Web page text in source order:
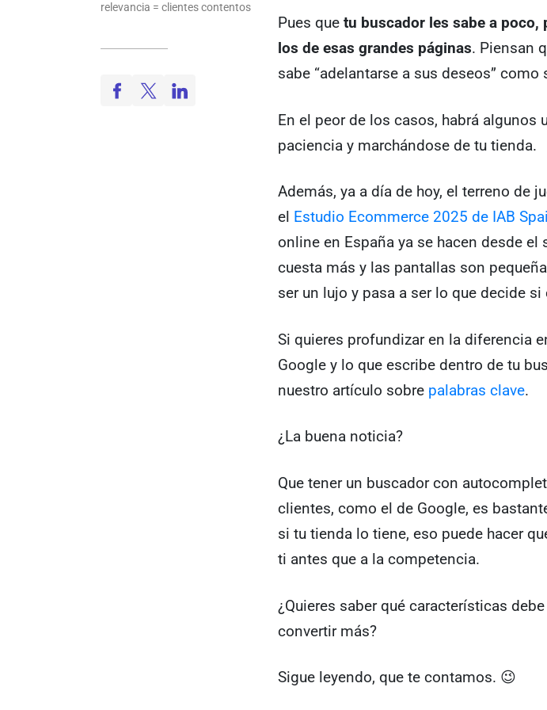
relevancia = clientes contentos
Pues que tu buscador les sabe a poco,
los de esas grandes páginas. Piensan
sabe “adelantarse a sus deseos”
En el peor de los casos, habrá algunos
paciencia y marchándose de tu tienda.
Además, ya a día de hoy, el terreno de
el Estudio Ecommerce 2025 de IAB
online en España ya se hacen desde
cuesta más y las pantallas son
ser un lujo y pasa a ser lo que decide
Si quieres profundizar en la diferencia
Google y lo que escribe dentro de tu
nuestro artículo sobre palabras clave.
¿La buena noticia?
Que tener un buscador con
clientes, como el de Google, es
si tu tienda lo tiene, eso puede hacer
ti antes que a la competencia.
¿Quieres saber qué características
convertir más?
Sigue leyendo, que te contamos. 😉